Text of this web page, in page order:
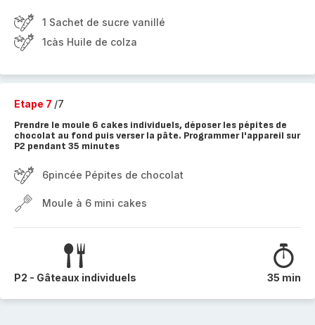
1 Sachet de sucre vanillé
1càs Huile de colza
Etape 7 /7
Prendre le moule 6 cakes individuels, déposer les pépites de
chocolat au fond puis verser la pâte. Programmer l'appareil sur
P2 pendant 35 minutes
6pincée Pépites de chocolat
Moule à 6 mini cakes
P2 - Gâteaux individuels 35 min